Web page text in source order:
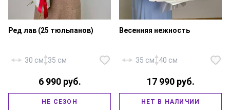
Тюльпан красный — 25 шт.,
гипсофила — 2 шт., фирменная
Ред лав (25 тюльпанов)
30 см 35 см
6 990 руб.
НЕ СЕЗОН
Тюльпан розовый — 50 шт.,
гениста белая — 5 шт.,
фирменная упаковка, атласная
Весенняя нежность
35 см 40 см
17 990 руб.
НЕТ В НАЛИЧИИ